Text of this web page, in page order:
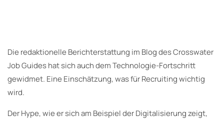
Die redaktionelle Berichterstattung im Blog des Crosswater
Job Guides hat sich auch dem Technologie-Fortschritt
gewidmet. Eine Einschätzung, was für Recruiting wichtig
wird.
Der Hype, wie er sich am Beispiel der Digitalisierung zeigt,